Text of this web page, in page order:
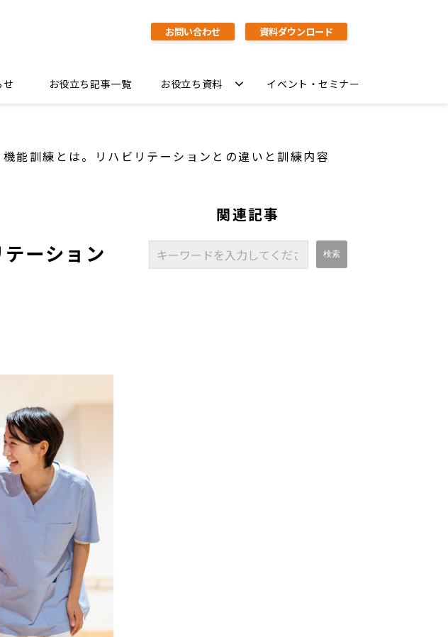
お問い合わせ 資料ダウンロード
せ お役立ち記事一覧 お役立ち資料 イベント・セミナー
能訓練とは。リハビリテーションとの違いと訓練内容
ーション
関連記事